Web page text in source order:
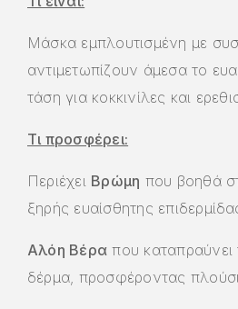
Mάσκα εμπλουτισμένη με
αντιμετωπίζουν άμεσα το
τάση για κοκκινίλες και
Τι προσφέρει:
Περιέχει Βρώμη που βοηθά
ξηρής ευαίσθητης
Αλόη Βέρα που καταπραύνει
δέρμα, προσφέροντας